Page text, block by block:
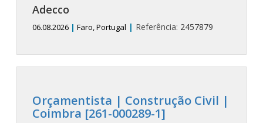
Adecco
06.08.2026 | Faro, Portugal | Referência: 2457879
Orçamentista | Construção Civil |
Coimbra [261-000289-1]